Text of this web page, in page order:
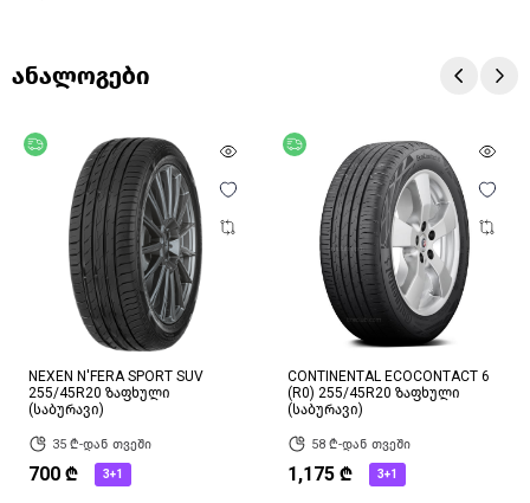
ანალოგები
უფასო მიწოდება
NEXEN N'FERA SPORT SUV
255/45R20 ზაფხული
(საბურავი)
35 ₾-დან თვეში
700 ₾ 3+1
უფასო მიწოდება
CONTINENTAL ECOCONTACT 6
(R0) 255/45R20 ზაფხული
(საბურავი)
58 ₾-დან თვეში
1,175 ₾ 3+1